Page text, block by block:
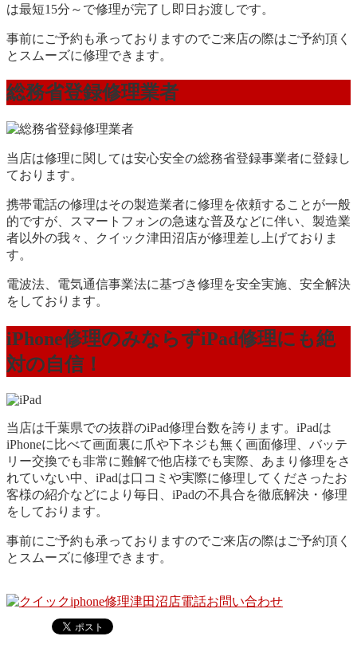
は最短15分～で修理が完了し即日お渡しです。
事前にご予約も承っておりますのでご来店の際はご予約頂く
とスムーズに修理できます。
総務省登録修理業者
当店は修理に関しては安心安全の総務省登録事業者に登録し
ております。
携帯電話の修理はその製造業者に修理を依頼することが一般
的ですが、スマートフォンの急速な普及などに伴い、製造業
者以外の我々、クイック津田沼店が修理差し上げておりま
す。
電波法、電気通信事業法に基づき修理を安全実施、安全解決
をしております。
iPhone修理のみならずiPad修理にも絶
対の自信！
当店は千葉県での抜群のiPad修理台数を誇ります。iPadは
iPhoneに比べて画面裏に爪や下ネジも無く画面修理、バッテ
リー交換でも非常に難解で他店様でも実際、あまり修理をさ
れていない中、iPadは口コミや実際に修理してくださったお
客様の紹介などにより毎日、iPadの不具合を徹底解決・修理
をしております。
事前にご予約も承っておりますのでご来店の際はご予約頂く
とスムーズに修理できます。